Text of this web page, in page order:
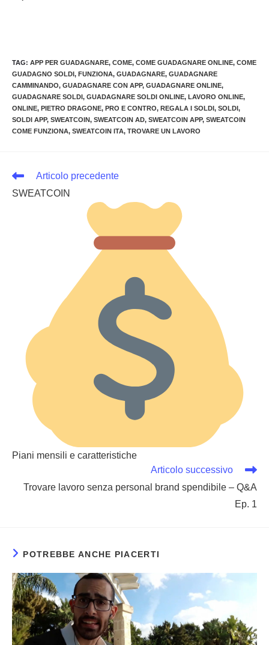
TAG: APP PER GUADAGNARE, COME, COME GUADAGNARE ONLINE, COME
GUADAGNO SOLDI, FUNZIONA, GUADAGNARE, GUADAGNARE
CAMMINANDO, GUADAGNARE CON APP, GUADAGNARE ONLINE,
GUADAGNARE SOLDI, GUADAGNARE SOLDI ONLINE, LAVORO ONLINE,
ONLINE, PIETRO DRAGONE, PRO E CONTRO, REGALA I SOLDI, SOLDI,
SOLDI APP, SWEATCOIN, SWEATCOIN AD, SWEATCOIN APP, SWEATCOIN
COME FUNZIONA, SWEATCOIN ITA, TROVARE UN LAVORO
Leggi
articoli
Articolo precedente
SWEATCOIN
Piani mensili e caratteristiche
Articolo successivo
Trovare lavoro senza personal brand spendibile – Q&A
Ep. 1
POTREBBE ANCHE PIACERTI